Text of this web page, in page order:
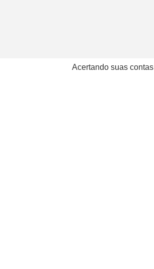
Acertando suas contas